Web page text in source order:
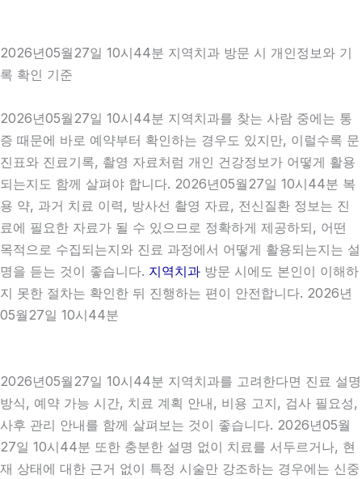
2026년05월27일 10시44분 지역치과 방문 시 개인정보와 기
록 확인 기준
2026년05월27일 10시44분 지역치과를 찾는 사람 중에는 통
증 때문에 바로 예약부터 확인하는 경우도 있지만, 이럴수록 문
진표와 진료기록, 촬영 자료처럼 개인 건강정보가 어떻게 활용
되는지도 함께 살펴야 합니다. 2026년05월27일 10시44분 복
용 약, 과거 치료 이력, 방사선 촬영 자료, 전신질환 정보는 진
료에 필요한 자료가 될 수 있으므로 정확하게 제공하되, 어떤
목적으로 수집되는지와 진료 과정에서 어떻게 활용되는지는 설
명을 듣는 것이 좋습니다. 지역치과 방문 시에도 본인이 이해하
지 못한 절차는 확인한 뒤 진행하는 편이 안전합니다. 2026년
05월27일 10시44분
2026년05월27일 10시44분 지역치과를 고려한다면 진료 설명
방식, 예약 가능 시간, 치료 계획 안내, 비용 고지, 검사 필요성,
사후 관리 안내를 함께 살펴보는 것이 좋습니다. 2026년05월
27일 10시44분 또한 충분한 설명 없이 치료를 서두르거나, 현
재 상태에 대한 근거 없이 특정 시술만 강조하는 경우에는 신중